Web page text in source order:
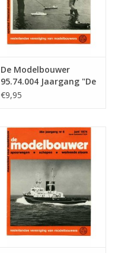
De Modelbouwer
95.74.004 Jaargang "De
Modelbouwer" Editie :
€9,95